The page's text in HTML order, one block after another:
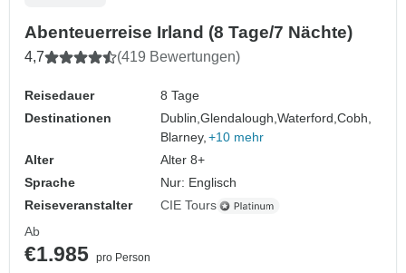
Abenteuerreise Irland (8 Tage/7 Nächte)
4,7 (419 Bewertungen)
Reisedauer
8 Tage
Destinationen
Dublin,Glendalough,Waterford,Cobh,
Blarney, +10 mehr
Alter
Alter 8+
Sprache
Nur: Englisch
Reiseveranstalter
CIE Tours
Ab
€1.985 pro Person